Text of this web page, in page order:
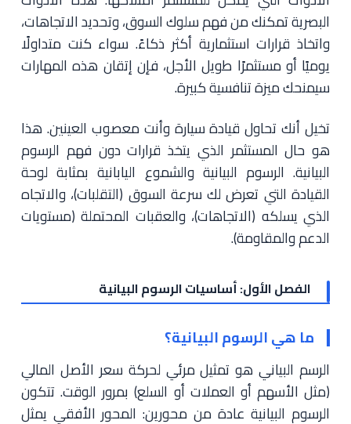
البصرية تمكنك من فهم سلوك السوق، وتحديد الاتجاهات،
واتخاذ قرارات استثمارية أكثر ذكاءً. سواء كنت متداولًا
يوميًا أو مستثمرًا طويل الأجل، فإن إتقان هذه المهارات
سيمنحك ميزة تنافسية كبيرة.
تخيل أنك تحاول قيادة سيارة وأنت معصوب العينين. هذا
هو حال المستثمر الذي يتخذ قرارات دون فهم الرسوم
البيانية. الرسوم البيانية والشموع اليابانية بمثابة لوحة
القيادة التي تعرض لك سرعة السوق (التقلبات)، والاتجاه
الذي يسلكه (الاتجاهات)، والعقبات المحتملة (مستويات
الدعم والمقاومة).
الفصل الأول: أساسيات الرسوم البيانية
ما هي الرسوم البيانية؟
الرسم البياني هو تمثيل مرئي لحركة سعر الأصل المالي
(مثل الأسهم أو العملات أو السلع) بمرور الوقت. تتكون
الرسوم البيانية عادة من محورين: المحور الأفقي يمثل